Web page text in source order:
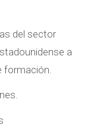
del sector
a
formación.